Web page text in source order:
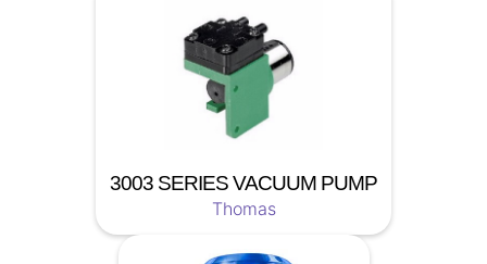
3003 SERIES VACUUM PUMP
Thomas